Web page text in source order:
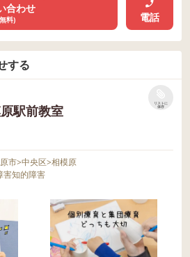
合わせ
料) 電話
する
駅前教室
リストに
保存
市>中央区>相模原
害知的障害